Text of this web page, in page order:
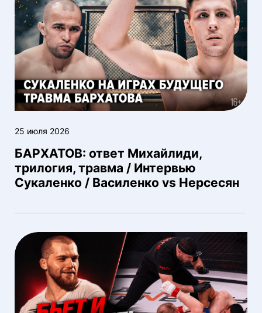
25 июля 2026
БАРХАТОВ: ответ Михайлиди,
трилогия, травма / Интервью
Сукаленко / Василенко vs Нерсесян